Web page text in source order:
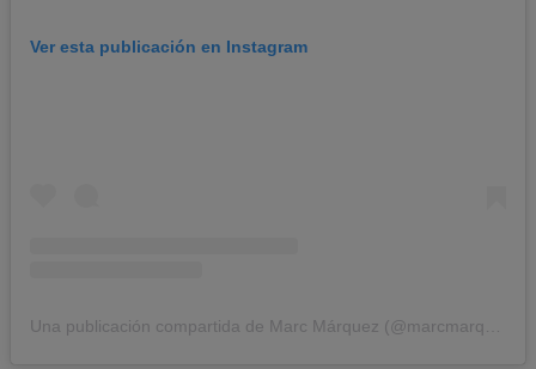
Ver esta publicación en Instagram